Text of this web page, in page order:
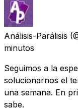
Análisis-Parálisis
minutos
Seguimos a la
solucionarnos el
una semana. En
sabe.